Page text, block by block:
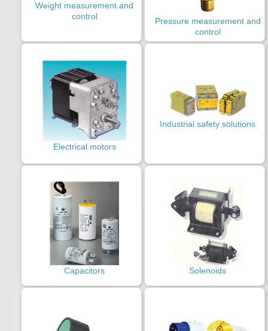
Weight measurement and
control
Pressure measurement and
control
Electrical motors
Industrial safety solutions
Capacitors Solenoids